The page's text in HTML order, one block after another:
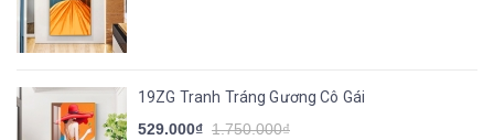
19ZG Tranh Tráng Gương Cô Gái
529.000₫ 1.750.000₫